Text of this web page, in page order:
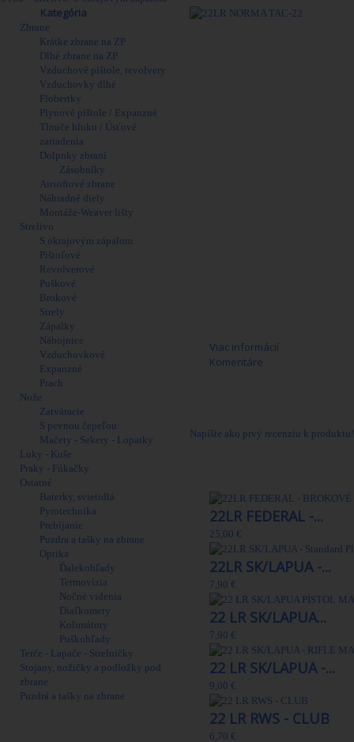
Kategória
Zbrane
Krátke zbrane na ZP
Dlhé zbrane na ZP
Vzduchové pištole, revolvery
Vzduchovky dlhé
Flobertky
Plynové pištole / Expanzné
Tlmiče hluku / Úsťové
zariadenia
Dolpnky zbraní
Zásobníky
Airsoftové zbrane
Náhradné diely
Montáže-Weaver lišty
Strelivo
S okrajovým zápalom
Pištoľové
Revolverové
Puškové
Brokové
Strely
Zápalky
Nábojnice
Vzduchovkové
Expanzné
Prach
Nože
Zatváracie
S pevnou čepeľou
Mačety - Sekery - Lopatky
Luky - Kuše
Praky - Fúkačky
Ostatné
Baterky, svietidlá
Pyrotechnika
Prebíjanie
Puzdra a tašky na zbrane
Optika
Ďalekohľady
Termovízia
Nočné videnia
Diaľkomery
Kolimátory
Puškohľady
Terče - Lapače - Strelničky
Stojany, nožičky a podložky pod
zbrane
Puzdrá a tašky na zbrane
Viac informácií
Komentáre
Napíšte ako prvý recenziu k
22LR FEDERAL -...
25,00 €
22LR SK/LAPUA -...
7,90 €
22 LR SK/LAPUA...
7,90 €
22 LR SK/LAPUA -...
9,00 €
22 LR RWS - CLUB
6,70 €